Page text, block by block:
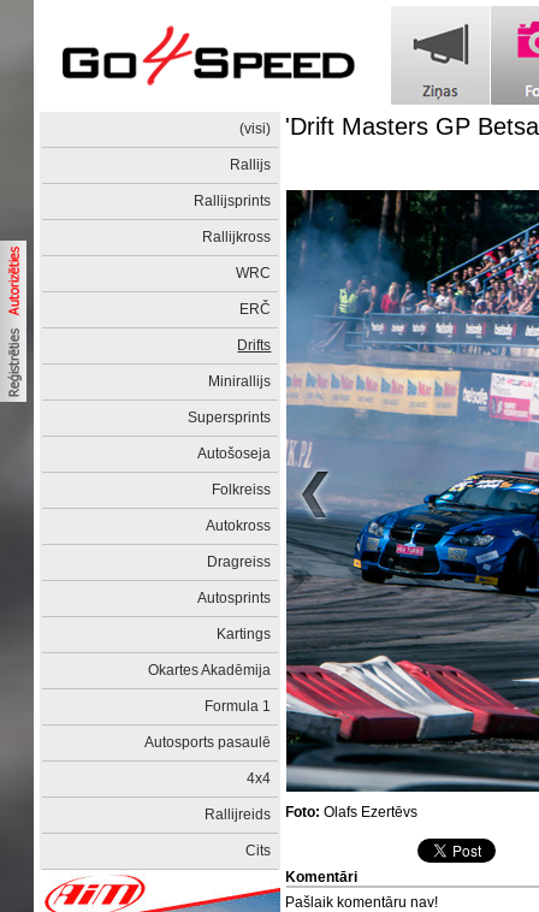
(visi)
Rallijs
Rallijsprints
Rallijkross
WRC
ERČ
Drifts
Minirallijs
Supersprints
Autošoseja
Folkreiss
Autokross
Dragreiss
Autosprints
Kartings
Okartes Akadēmija
Formula 1
Autosports pasaulē
4x4
Rallijreids
Cits
'Drift Masters GP
Foto: Olafs Ezertēvs
Komentāri
Pašlaik komentāru nav!